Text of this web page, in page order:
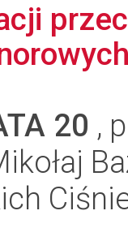
20 ,